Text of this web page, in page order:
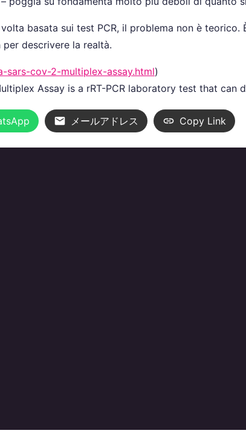
basata sui test PCR, il problema non è
descrivere la realtà.
cov-2-multiplex-assay.html)
Assay is a rRT-PCR laboratory test that can
メールアドレス Copy Link